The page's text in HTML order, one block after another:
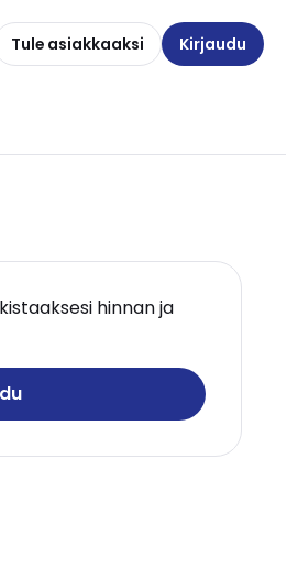
Tule asiakkaaksi Kirjaudu
hinnan ja